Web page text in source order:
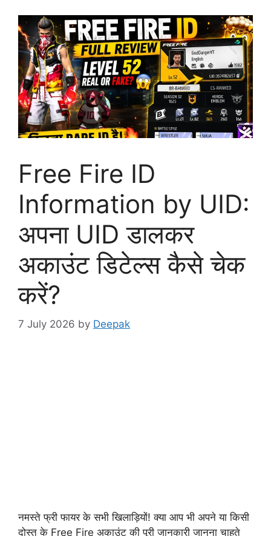
Free Fire ID
Information by UID:
अपना UID डालकर
अकाउंट डिटेल्स कैसे चेक
करें?
7 July 2026 by Deepak
नमस्ते फ्री फायर के सभी खिलाड़ियों! क्या आप भी अपने या किसी
दोस्त के Free Fire अकाउंट की पूरी जानकारी जानना चाहते